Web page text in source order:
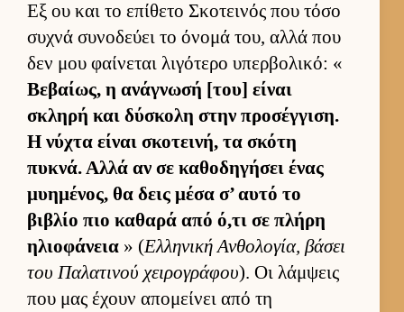
Εξ ου και το επίθετο Σκοτει­νός που τόσο
συχνά συνοδεύει το όνομά του, αλλά που
δεν μου φαί­νεται λιγότερο υπερ­βολικό: «
Βεβαί­ως, η ανάγνωσή [του] εί­ναι
σκληρή και δύσκολη στην προσέγ­γιση.
Η νύχτα εί­ναι σκοτει­νή, τα σκότη
πυκνά. Αλλά αν σε καθοδηγήσει ένας
μυημένος, θα δεις μέσα σ’ αυτό το
βιβλίο πιο καθαρά από ό,τι σε πλήρη
ηλιο­φάνεια » (Ελ­ληνική Αν­θολογία, βάσει
του Παλατινού χει­ρογράφου). Οι λάμ­ψεις
που μας έχουν απομεί­νει από τη